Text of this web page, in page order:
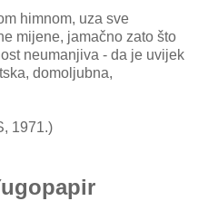
himnom, uza sve
mijene, jamačno zato što
neumanjiva - da je uvijek
domoljubna,
1971.)